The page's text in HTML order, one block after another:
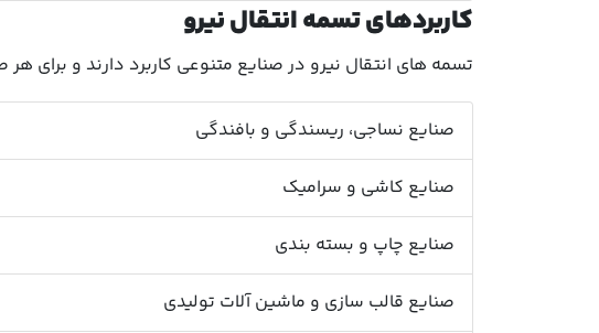
کاربردهای تسمه انتقال نیرو
تسمه های انتقال نیرو در صنایع متنوعی کاربرد دارند و
صنایع نساجی، ریسندگی و بافندگی
صنایع کاشی و سرامیک
صنایع چاپ و بسته بندی
صنایع قالب سازی و ماشین آلات تولیدی